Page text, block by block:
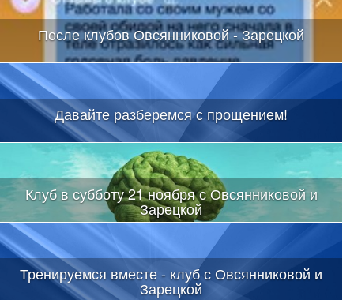
После клубов Овсянниковой - Зарецкой
Давайте разберемся с прощением!
Клуб в субботу 21 ноября с Овсянниковой и
Зарецкой
Тренируемся вместе - клуб с Овсянниковой и
Зарецкой